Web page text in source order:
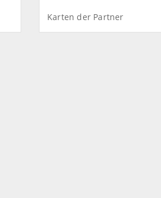
Karten der Partner